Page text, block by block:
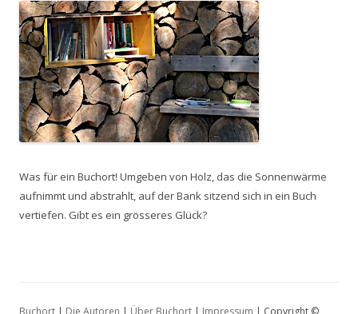
Was für ein Buchort! Umgeben von Holz, das die Sonnenwärme
aufnimmt und abstrahlt, auf der Bank sitzend sich in ein Buch
vertiefen. Gibt es ein grösseres Glück?